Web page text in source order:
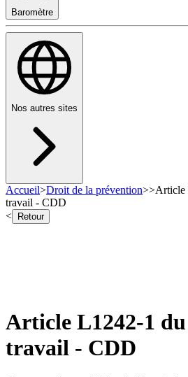
Baromètre
Nos autres sites
Accueil>Droit de la prévention>>Article
travail - CDD
<
Retour
Article L1242-1
travail - CDD